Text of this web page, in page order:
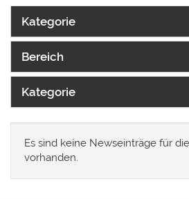
Kategorie
Bereich
Kategorie
Es sind keine Newseinträge für
vorhanden.